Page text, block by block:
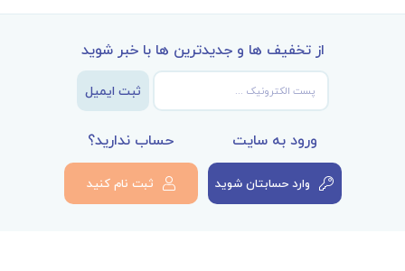
از تخفیف ها و جدیدترین ها با خبر شوید
ثبت ایمیل
ورود به سایت
وارد حسابتان شوید
حساب ندارید؟
ثبت نام کنید